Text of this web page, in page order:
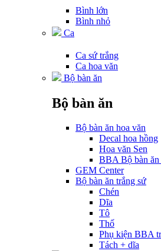
Bình lớn
Bình nhỏ
Ca
Ca sứ trắng
Ca hoa văn
Bộ bàn ăn
Bộ bàn ăn
Bộ bàn ăn hoa văn
Decal hoa hồng
Hoa văn Sen
BBA Bộ bàn ăn
GEM Center
Bộ bàn ăn trắng sứ
Chén
Dĩa
Tô
Thố
Phụ kiện BBA
Tách + dĩa